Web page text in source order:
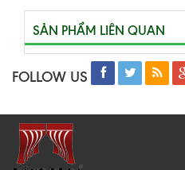
SẢN PHẨM LIÊN QUAN
FOLLOW US